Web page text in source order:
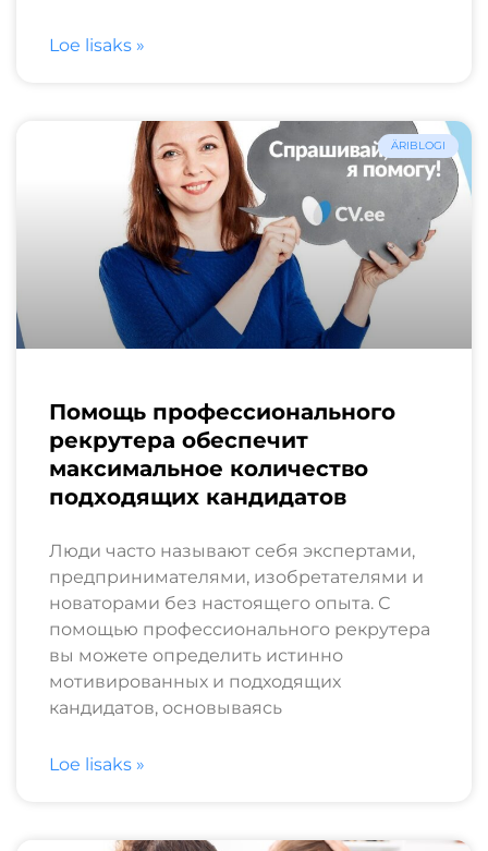
Loe lisaks »
ÄRIBLOGI
Помощь профессионального
рекрутера обеспечит
максимальное количество
подходящих кандидатов
Люди часто называют себя экспертами,
предпринимателями, изобретателями и
новаторами без настоящего опыта. С
помощью профессионального рекрутера
вы можете определить истинно
мотивированных и подходящих
кандидатов, основываясь
Loe lisaks »